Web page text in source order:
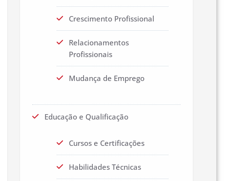
Crescimento Profissional
Relacionamentos
Profissionais
Mudança de Emprego
Educação e Qualificação
Cursos e Certificações
Habilidades Técnicas